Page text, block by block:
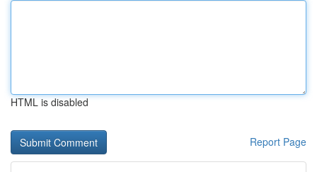
HTML is disabled
Report Page